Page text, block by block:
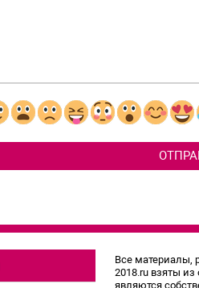
Все материалы,
2018.ru взяты
являются